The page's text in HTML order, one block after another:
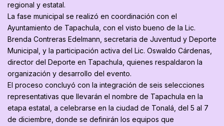
regional y estatal.
La fase municipal se realizó en coordinación con el
Ayuntamiento de Tapachula, con el visto bueno de la Lic.
Brenda Contreras Edelmann, secretaria de Juventud y Deporte
Municipal, y la participación activa del Lic. Oswaldo Cárdenas,
director del Deporte en Tapachula, quienes respaldaron la
organización y desarrollo del evento.
El proceso concluyó con la integración de seis selecciones
representativas que llevarán el nombre de Tapachula en la
etapa estatal, a celebrarse en la ciudad de Tonalá, del 5 al 7
de diciembre, donde se definirán los equipos que